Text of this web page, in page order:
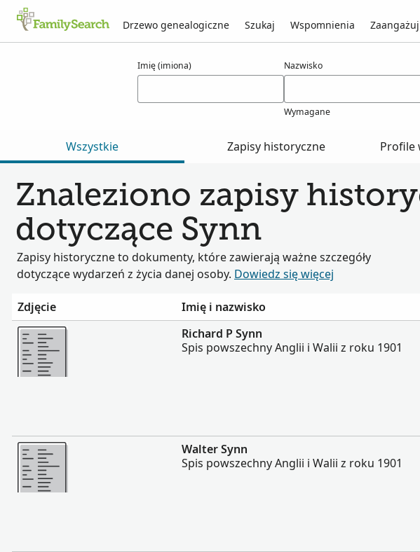
Drzewo genealogiczne Szukaj Wspomnienia
Imię (imiona) Nazwisko
Wymagane
Wszystkie Zapisy historyczne Profile
Znaleziono zapisy
dotyczące Synn
Zapisy historyczne to dokumenty, które zawierają ważne szczegóły
dotyczące wydarzeń z życia danej osoby. Dowiedz się więcej
Zdjęcie Imię i nazwisko
Więcej
Richard P Synn
Spis powszechny Anglii i Walii z roku 1901
Więcej
Walter Synn
Spis powszechny Anglii i Walii z roku 1901